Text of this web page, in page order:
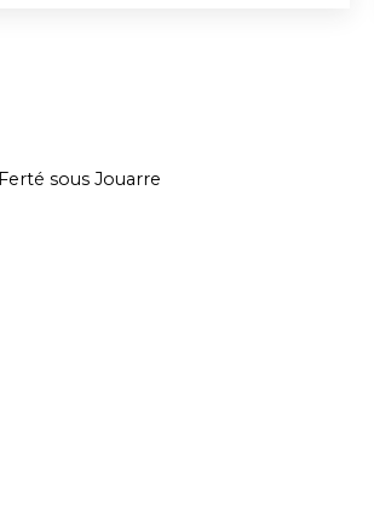
de 2 places de parking